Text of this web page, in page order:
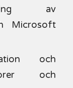
av
Microsoft
och
och